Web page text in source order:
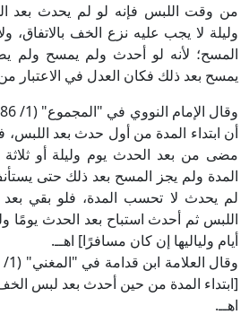
من وقت اللبس فإنه لو لم يحدث بعد
وليلة لا يجب عليه نزع الخف بالاتفاق،
المسح؛ لأنه لو أحدث ولم يمسح ولم
يمسح بعد ذلك فكان العدل في الاعتبار
أن ابتداء المدة من أول حدث بعد
مضى من بعد الحدث يوم وليلة أو
المدة ولم يجز المسح بعد ذلك حتى
لم يحدث لا تحسب المدة، فلو بقي
اللبس ثم أحدث استباح بعد الحدث يومًا
أيام ولياليها إن كان مسافرًا] اهــ.
[ابتداء المدة من حين أحدث بعد لبس
اهــ.